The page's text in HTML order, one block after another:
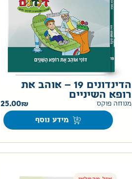
הדינדונים 19 – אוהב את
רופא השיניים
מנוחה פוקס 25.00
מידע נוסף